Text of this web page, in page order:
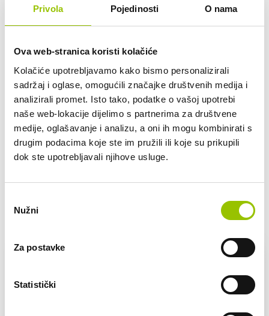
Privola Pojedinosti O nama
Ova web-stranica koristi kolačiće
Kolačiće upotrebljavamo kako bismo personalizirali
sadržaj i oglase, omogućili značajke društvenih medija i
analizirali promet. Isto tako, podatke o vašoj upotrebi
naše web-lokacije dijelimo s partnerima za društvene
medije, oglašavanje i analizu, a oni ih mogu kombinirati s
drugim podacima koje ste im pružili ili koje su prikupili
dok ste upotrebljavali njihove usluge.
pristanka
Nužni
Za postavke
Statistički
do 2.500 km
do 3.000 km
do 4.000 km
do 5.000 km
od 5.000 km
Pretežno područje korištenja/lokacije vozila (npr.
Zagrebačka županija i jednom mjesečno put u Sloveniju):